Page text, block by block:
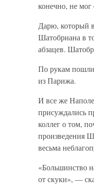
конечно, не мог
Дарю, который
Шатобриана в
абзацев.
По рукам пошли
из Парижа.
И все же
присуждались
коллег о том,
произведения
весьма
«Большинство
от скуки», —